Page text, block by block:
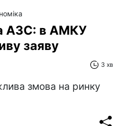
АЗС: в АМКУ
заяву
3 хв
змова на ринку